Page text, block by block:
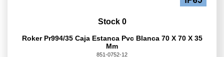
Stock 0
Roker Pr994/35 Caja Estanca Pvc Blanca 70 X 70 X 35
Mm
851-0752-12